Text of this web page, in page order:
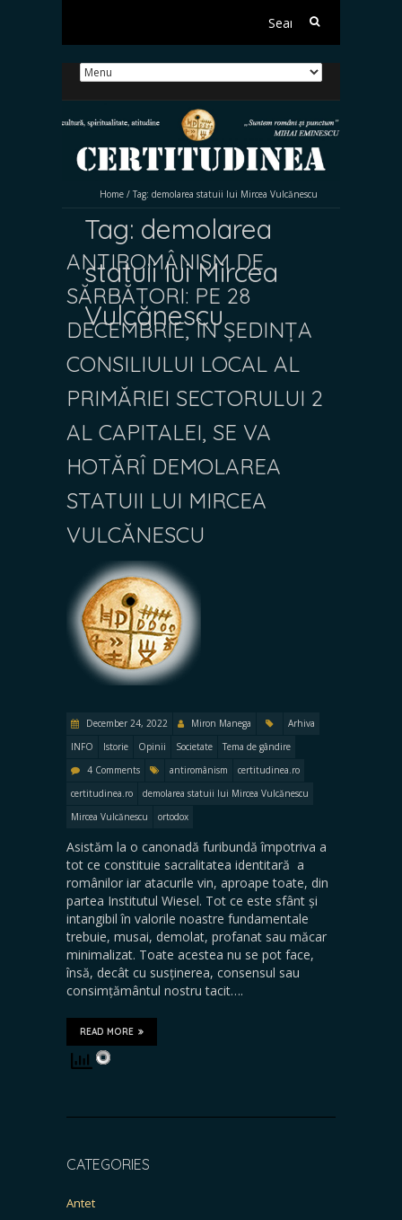
Search
Home / Tag: demolarea statuii lui Mircea Vulcănescu
Tag: demolarea
statuii lui Mircea
Vulcănescu
ANTIROMÂNISM DE
SĂRBĂTORI: PE 28
DECEMBRIE, ÎN ȘEDINȚA
CONSILIULUI LOCAL AL
PRIMĂRIEI SECTORULUI 2
AL CAPITALEI, SE VA
HOTĂRÎ DEMOLAREA
STATUII LUI MIRCEA
VULCĂNESCU
December 24, 2022 Miron Manega
Arhiva
INFO
Istorie Opinii Societate
Tema de gândire
4 Comments
antiromânism
certitudinea.ro
certitudinea.ro
demolarea statuii lui Mircea Vulcănescu
Mircea Vulcănescu
ortodox
Asistăm la o canonadă furibundă împotriva a
tot ce constituie sacralitatea identitară a
românilor iar atacurile vin, aproape toate, din
partea Institutul Wiesel. Tot ce este sfânt și
intangibil în valorile noastre fundamentale
trebuie, musai, demolat, profanat sau măcar
minimalizat. Toate acestea nu se pot face,
însă, decât cu susținerea, consensul sau
consimțământul nostru tacit….
READ MORE
CATEGORIES
Antet